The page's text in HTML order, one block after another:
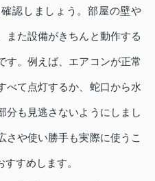
認しましょう。部屋の壁や
また設備がきちんと動作する
す。例えば、エアコンが正常
べて点灯するか、蛇口から水
分も見逃さないようにしまし
さや使い勝手も実際に使うこ
すめします。